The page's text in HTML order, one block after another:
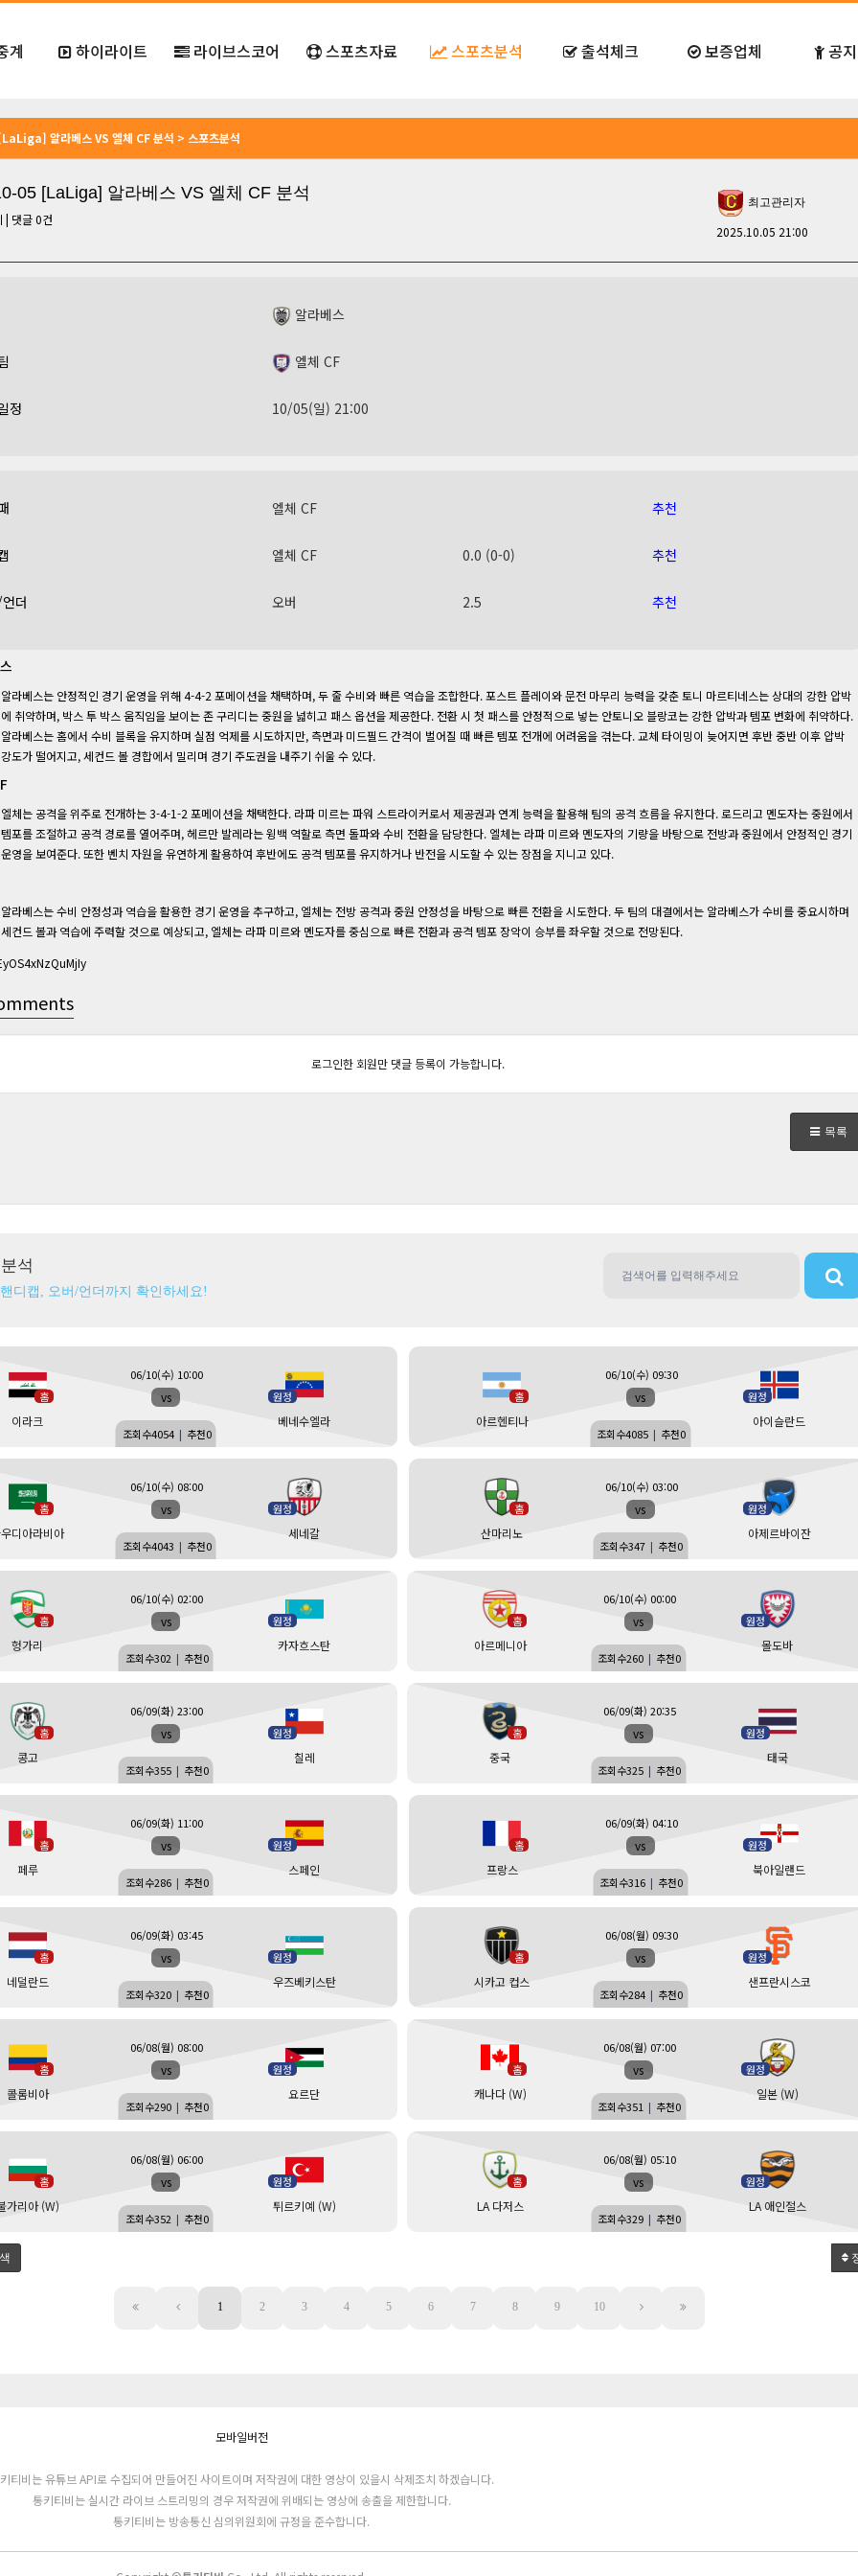
계 하이라이트 라이브스코어 스포츠자료 스포츠분석 출석체크 보증업체 공
알라베스 VS 엘체 CF 분석 > 스포츠분석
05 [LaLiga] 알라베스 VS 엘체 CF 분석
| 댓글0건
최고관리자
2025.10.05 21:00
알라베스
엘체 CF
정 10/05(일) 21:00
엘체 CF 추천
엘체 CF 0.0 (0-0) 추천
더 오버 2.5 추천
알라베스는 안정적인 경기 운영을 위해 4-4-2 포메이션을 채택하며, 두 줄 수비와 빠른 역습을 조합한다. 포스트 플레이와 문전 마무리 능력을 갖춘 토니 마르티네스는 상대의 강한 압박
에 취약하며, 박스 투 박스 움직임을 보이는 존 구리디는 중원을 넓히고 패스 옵션을 제공한다. 전환 시 첫 패스를 안정적으로 넣는 안토니오 블랑코는 강한 압박과 템포 변화에 취약하다.
알라베스는 홈에서 수비 블록을 유지하며 실점 억제를 시도하지만, 측면과 미드필드 간격이 벌어질 때 빠른 템포 전개에 어려움을 겪는다. 교체 타이밍이 늦어지면 후반 중반 이후 압박
강도가 떨어지고, 세컨드 볼 경합에서 밀리며 경기 주도권을 내주기 쉬울 수 있다.
엘체는 공격을 위주로 전개하는 3-4-1-2 포메이션을 채택한다. 라파 미르는 파워 스트라이커로서 제공권과 연계 능력을 활용해 팀의 공격 흐름을 유지한다. 로드리고 멘도자는 중원에서
템포를 조절하고 공격 경로를 열어주며, 헤르만 발레라는 윙백 역할로 측면 돌파와 수비 전환을 담당한다. 엘체는 라파 미르와 멘도자의 기량을 바탕으로 전방과 중원에서 안정적인 경기
운영을 보여준다. 또한 벤치 자원을 유연하게 활용하여 후반에도 공격 템포를 유지하거나 반전을 시도할 수 있는 장점을 지니고 있다.
알라베스는 수비 안정성과 역습을 활용한 경기 운영을 추구하고, 엘체는 전방 공격과 중원 안정성을 바탕으로 빠른 전환을 시도한다. 두 팀의 대결에서는 알라베스가 수비를 중요시하며
세컨드 볼과 역습에 주력할 것으로 예상되고, 엘체는 라파 미르와 멘도자를 중심으로 빠른 전환과 공격 템포 장악이 승부를 좌우할 것으로 전망된다.
로그인한 회원만 댓글 등록이 가능합니다.
목록
석
디캡, 오버/언더까지 확인하세요!
홈
이라크
vs 원정
베네수엘라
06/10(수) 10:00
조회수4054 | 추천0
홈
아르헨티나
vs 원정
아이슬란드
06/10(수) 09:30
조회수4085 | 추천0
홈
디아라비아
vs 원정
세네갈
06/10(수) 08:00
조회수4043 | 추천0
홈
산마리노
vs 원정
아제르바이잔
06/10(수) 03:00
조회수347 | 추천0
홈
헝가리
vs 원정
카자흐스탄
06/10(수) 02:00
조회수302 | 추천0
홈
아르메니아
vs 원정
몰도바
06/10(수) 00:00
조회수260 | 추천0
홈
콩고
vs 원정
칠레
06/09(화) 23:00
조회수355 | 추천0
홈
중국
vs 원정
태국
06/09(화) 20:35
조회수325 | 추천0
홈
페루
vs 원정
스페인
06/09(화) 11:00
조회수286 | 추천0
홈
프랑스
vs 원정
북아일랜드
06/09(화) 04:10
조회수316 | 추천0
홈
네덜란드
vs 원정
우즈베키스탄
06/09(화) 03:45
조회수320 | 추천0
홈
시카고 컵스
vs 원정
샌프란시스코
06/08(월) 09:30
조회수284 | 추천0
홈
콜롬비아
vs 원정
요르단
06/08(월) 08:00
조회수290 | 추천0
홈
캐나다 (W)
vs 원정
일본 (W)
06/08(월) 07:00
조회수351 | 추천0
홈
가리아 (W)
vs 원정
튀르키예 (W)
06/08(월) 06:00
조회수352 | 추천0
홈
LA 다저스
vs 원정
LA 애인절스
06/08(월) 05:10
조회수329 | 추천0
1 2 3 4 5 6 7 8 9 10
모바일버전
티비는 유튜브 API로 수집되어 만들어진 사이트이며 저작권에 대한 영상이 있을시 삭제조치 하겠습니다.
통키티비는 실시간 라이브 스트리밍의 경우 저작권에 위배되는 영상에 송출을 제한합니다.
통키티비는 방송통신 심의위원회에 규정을 준수합니다.